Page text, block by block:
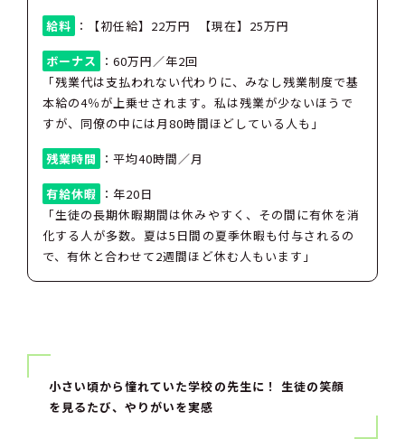
給料 ：【初任給】22万円 【現在】25万円
ボーナス
：60万円／年2回
「残業代は支払われない代わりに、みなし残業制度で基
本給の4％が上乗せされます。私は残業が少ないほうで
すが、同僚の中には月80時間ほどしている人も」
残業時間 ：平均40時間／月
有給休暇 ：年20日
「生徒の長期休暇期間は休みやすく、その間に有休を消
化する人が多数。夏は5日間の夏季休暇も付与されるの
で、有休と合わせて2週間ほど休む人もいます」
小さい頃から憧れていた学校の先生に！ 生徒の笑顔
を見るたび、やりがいを実感